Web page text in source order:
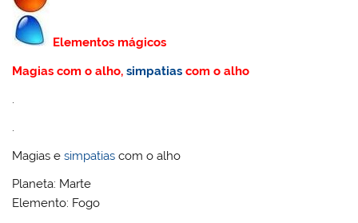
Elementos mágicos
Magias com o alho,simpatias com o alho
.
.
Magias esimpatias com o alho
Planeta: Marte
Elemento: Fogo